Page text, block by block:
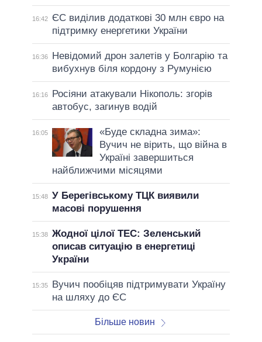
16:42
ЄС виділив додаткові 30 млн євро на
підтримку енергетики України
16:36
Невідомий дрон залетів у Болгарію та
вибухнув біля кордону з Румунією
16:16
Росіяни атакували Нікополь: згорів
автобус, загинув водій
16:05
«Буде складна зима»:
Вучич не вірить, що війна в
Україні завершиться
найближчими місяцями
15:48 У Берегівському ТЦК виявили
масові порушення
15:38 Жодної цілої ТЕС: Зеленський
описав ситуацію в енергетиці
України
15:35
Вучич пообіцяв підтримувати Україну
на шляху до ЄС
Більше новин